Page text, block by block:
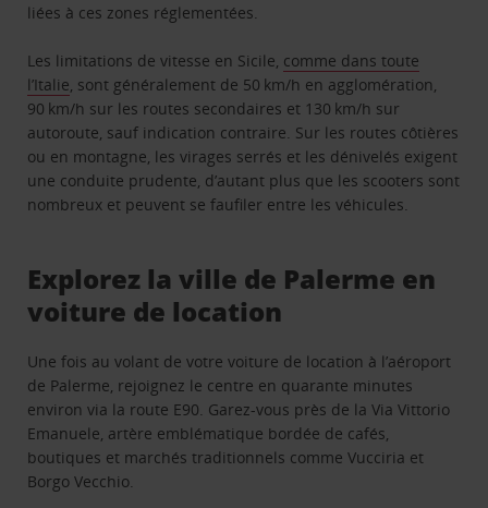
liées à ces zones réglementées.
Les limitations de vitesse en Sicile, comme dans toute
l’Italie , sont généralement de 50 km/h en agglomération,
90 km/h sur les routes secondaires et 130 km/h sur
autoroute, sauf indication contraire. Sur les routes côtières
ou en montagne, les virages serrés et les dénivelés exigent
une conduite prudente, d’autant plus que les scooters sont
nombreux et peuvent se faufiler entre les véhicules.
Explorez la ville de Palerme en
voiture de location
Une fois au volant de votre voiture de location à l’aéroport
de Palerme, rejoignez le centre en quarante minutes
environ via la route E90. Garez-vous près de la Via Vittorio
Emanuele, artère emblématique bordée de cafés,
boutiques et marchés traditionnels comme Vucciria et
Borgo Vecchio.